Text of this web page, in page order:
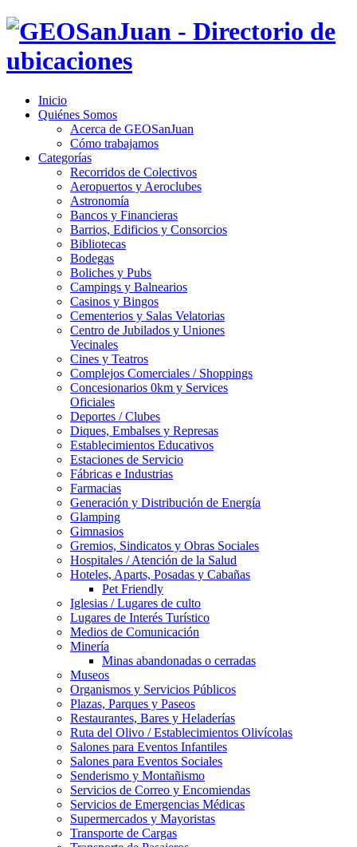
Inicio
Quiénes Somos
Acerca de GEOSanJuan
Cómo trabajamos
Categorías
Recorridos de Colectivos
Aeropuertos y Aeroclubes
Astronomía
Bancos y Financieras
Barrios, Edificios y Consorcios
Bibliotecas
Bodegas
Boliches y Pubs
Campings y Balnearios
Casinos y Bingos
Cementerios y Salas Velatorias
Centro de Jubilados y Uniones
Vecinales
Cines y Teatros
Complejos Comerciales / Shoppings
Concesionarios 0km y Services
Oficiales
Deportes / Clubes
Diques, Embalses y Represas
Establecimientos Educativos
Estaciones de Servicio
Fábricas e Industrias
Farmacias
Generación y Distribución de Energía
Glamping
Gimnasios
Gremios, Sindicatos y Obras Sociales
Hospitales / Atención de la Salud
Hoteles, Aparts, Posadas y Cabañas
Pet Friendly
Iglesias / Lugares de culto
Lugares de Interés Turístico
Medios de Comunicación
Minería
Minas abandonadas o cerradas
Museos
Organismos y Servicios Públicos
Plazas, Parques y Paseos
Restaurantes, Bares y Heladerías
Ruta del Olivo / Establecimientos Olivícolas
Salones para Eventos Infantiles
Salones para Eventos Sociales
Senderismo y Montañismo
Servicios de Correo y Encomiendas
Servicios de Emergencias Médicas
Supermercados y Mayoristas
Transporte de Cargas